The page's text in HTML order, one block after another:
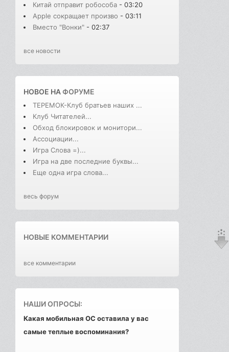
Китай отправит робособа - 03:20
Apple сокращает произво - 03:11
Вместо "Вонки" - 02:37
все новости
НОВОЕ НАФОРУМЕ
ТЕРЕМОК-Клуб братьев наших ...
Клуб Читателей...
Обход блокировок и монитори...
Ассоциации...
Игра Слова =)...
Игра на две последние буквы...
Еще одна игра слова...
весь форум
НОВЫЕ КОММЕНТАРИИ
все комментарии
НАШИ ОПРОСЫ:
Какая мобильная ОС оставила у вас
самые теплые воспоминания?